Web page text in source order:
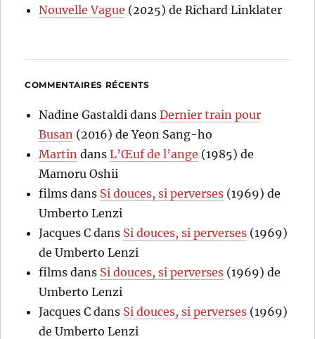
Nouvelle Vague (2025) de Richard Linklater
COMMENTAIRES RÉCENTS
Nadine Gastaldi dansDernier train pour
Busan (2016) de Yeon Sang-ho
Martin dansL’Œuf de l’ange (1985) de
Mamoru Oshii
films dans Si douces, si perverses (1969) de
Umberto Lenzi
Jacques C dans Si douces, si perverses (1969)
de Umberto Lenzi
films dans Si douces, si perverses (1969) de
Umberto Lenzi
Jacques C dans Si douces, si perverses (1969)
de Umberto Lenzi